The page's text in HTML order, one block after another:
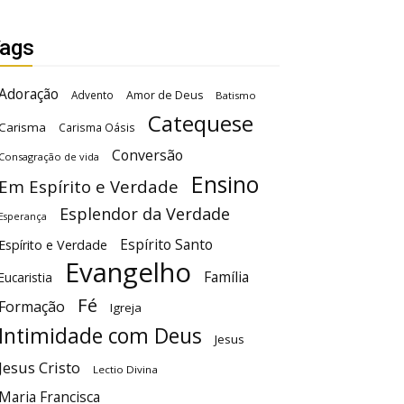
Advento Amor de Deus Batismo
Carisma Oásis Catequese
de vida Conversão
Espírito e Verdade Ensino
Esplendor da Verdade
e Verdade Espírito Santo
Evangelho
Família
Fé Igreja
com Deus Jesus
Cristo Lectio Divina
Francisca